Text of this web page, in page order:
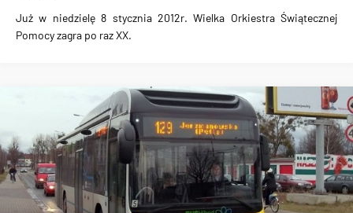
Już w niedzielę8 stycznia 2012r. Wielka Orkiestra Świątecznej
Pomocyzagra po raz XX.